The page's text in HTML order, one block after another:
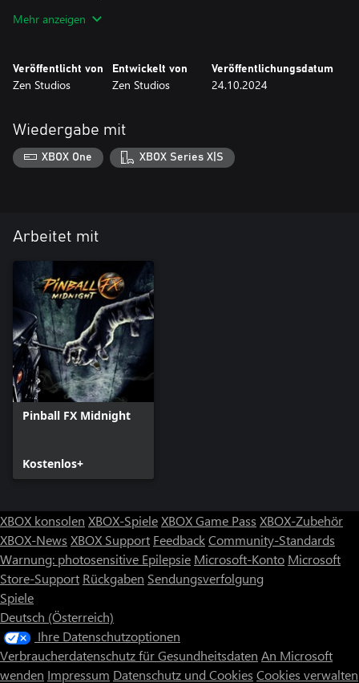
Modus. Aber pass auf, das Böse schläft niemals lange
Mehr anzeigen
Veröffentlicht von
Zen Studios
Entwickelt von
Zen Studios
Veröffentlichungsdatum
24.10.2024
Wiedergabe mit
XBOX One XBOX Series X|S
Arbeitet mit
Pinball FX Midnight
Kostenlos+
XBOX konsolen XBOX-SpieleXBOX Game Pass XBOX-Zubehör
XBOX-News XBOX Support FeedbackCommunity-Standards
Warnung: photosensitive Epilepsie Microsoft-Konto Microsoft
Store-Support Rückgaben Sendungsverfolgung
Spiele
Deutsch (Österreich)
Ihre Datenschutzoptionen
Verbraucherdatenschutz für Gesundheitsdaten An Microsoft
wenden Impressum Datenschutz und Cookies Cookies verwalten